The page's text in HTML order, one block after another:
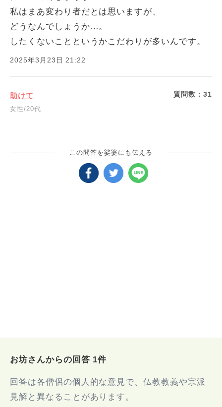
私はまあ変わり者だとは思いますが、
どうなんでしょうか…。
したくないことというかこだわりが多いんです。
2025年3月23日 21:22
助けて
女性/20代
質問数：31
この問答を娑婆にも伝える
お坊さんからの回答 1件
回答は各僧侶の個人的な意見で、仏教教義や宗派
見解と異なることがあります。